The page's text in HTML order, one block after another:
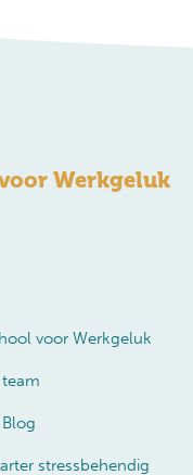
Werkgeluk
voor Werkgeluk
stressbehendig